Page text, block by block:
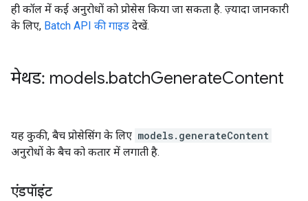
ही कॉल में कई अनुरोधों को प्रोसेस किया जा सकता है. ज़्यादा जानकारी
के लिए, Batch API की गाइड देखें.
मेथड: models.batchGenerateContent
यह कुकी, बैच प्रोसेसिंग के लिए models.generateContent
अनुरोधों के बैच को कतार में लगाती है.
एंडपॉइंट